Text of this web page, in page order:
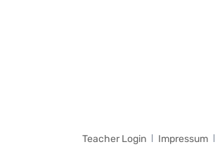
Navigation
Teacher Login Impressum